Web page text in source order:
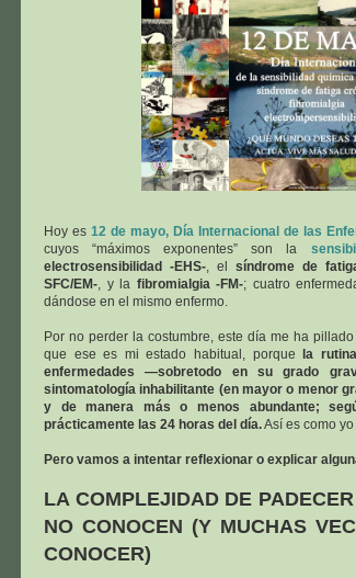
Hoy es 12 de mayo, Día Internacional de las
cuyos “máximos exponentes” son la
electrosensibilidad -EHS-, el síndrome de
SFC/EM-, y la fibromialgia -FM-; cuatro
dándose en el mismo enfermo.
Por no perder la costumbre, este día me ha
que ese es mi estado habitual, porque
la
enfermedades —sobretodo en su grado
sintomatología inhabilitante (en mayor o menor
y de manera más o menos abundante;
prácticamente las 24 horas del día.Así es como
Pero vamos a intentar reflexionar o explicar
LA COMPLEJIDAD DE
NO CONOCEN (Y MUCHAS
CONOCER)